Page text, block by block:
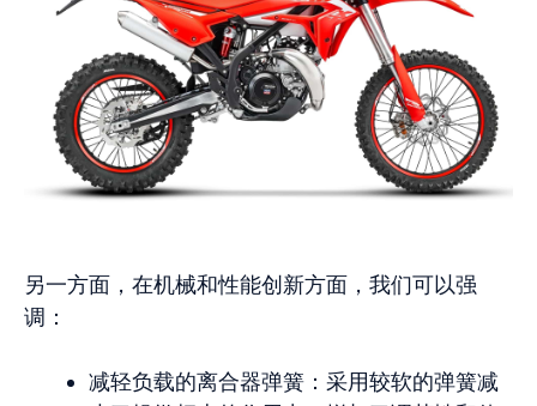
另一方面，在机械和性能创新方面，我们可以强
调：
减轻负载的离合器弹簧：采用较软的弹簧减